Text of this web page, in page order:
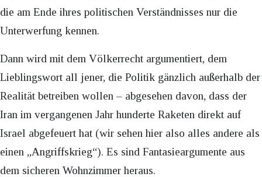
die am Ende ihres politischen Verständnisses nur die
Unterwerfung kennen.
Dann wird mit dem Völkerrecht argumentiert, dem
Lieblingswort all jener, die Politik gänzlich außerhalb der
Realität betreiben wollen – abgesehen davon, dass der
Iran im vergangenen Jahr hunderte Raketen direkt auf
Israel abgefeuert hat (wir sehen hier also alles andere als
einen „Angriffskrieg“). Es sind Fantasieargumente aus
dem sicheren Wohnzimmer heraus.